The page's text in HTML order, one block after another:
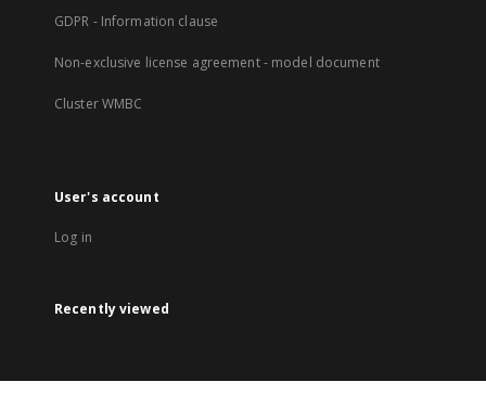
GDPR - Information clause
Non-exclusive license agreement - model document
Cluster WMBC
User's account
Log in
Recently viewed